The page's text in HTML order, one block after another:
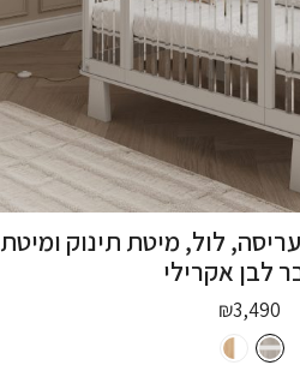
מולטי 4 ב-1 – עריסה, לול, מיטת תינוק ומיטת
לבן אקרילי
₪3,490